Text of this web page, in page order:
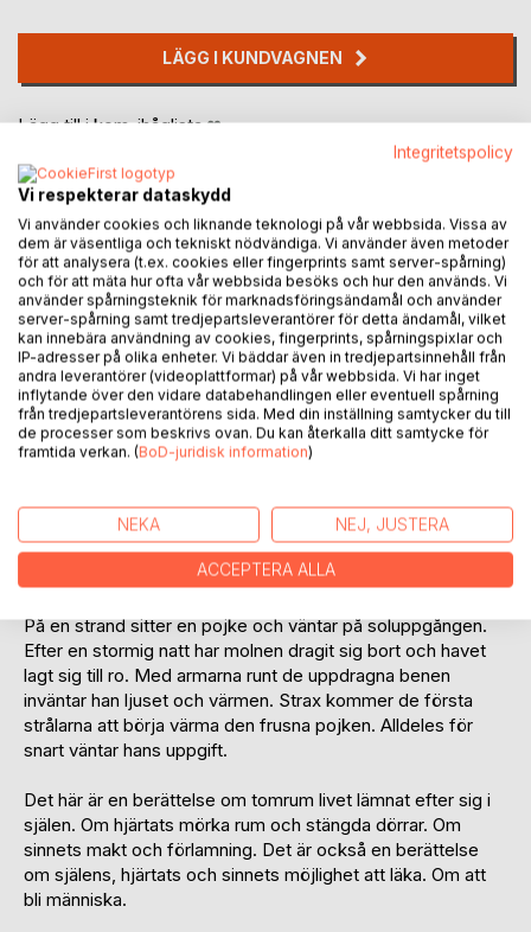
LÄGG I KUNDVAGNEN
Lägg till i kom-ihåglista
BESKRIVNING
Ett tåg rusar fram på sin väg ur natten. En man har gett upp
försöken att sova och betraktar världen utanför fönstret.
Mörker och skuggor passerar i den tidiga gryningen.
och återvändsgränder. I den dunkla kupén tar tröttheten
snart överhand. Mannen sluter ögonen och sjunker ner i
På en strand sitter en pojke och väntar på soluppgången.
Efter en stormig natt har molnen dragit sig bort och havet
lagt sig till ro. Med armarna runt de uppdragna benen
inväntar han ljuset och värmen. Strax kommer de första
strålarna att börja värma den frusna pojken. Alldeles för
snart väntar hans uppgift.
Det här är en berättelse om tomrum livet lämnat efter sig i
själen. Om hjärtats mörka rum och stängda dörrar. Om
sinnets makt och förlamning. Det är också en berättelse
om själens, hjärtats och sinnets möjlighet att läka. Om att
bli människa.
Integritetspolicy
Vi respekterar dataskydd
Vi använder cookies och liknande teknologi på vår webbsida. Vissa av
dem är väsentliga och tekniskt nödvändiga. Vi använder även metoder
för att analysera (t.ex. cookies eller fingerprints samt server-spårning)
och för att mäta hur ofta vår webbsida besöks och hur den används. Vi
använder spårningsteknik för marknadsföringsändamål och använder
server-spårning samt tredjepartsleverantörer för detta ändamål, vilket
kan innebära användning av cookies, fingerprints, spårningspixlar och
IP-adresser på olika enheter. Vi bäddar även in tredjepartsinnehåll från
andra leverantörer (videoplattformar) på vår webbsida. Vi har inget
inflytande över den vidare databehandlingen eller eventuell spårning
från tredjepartsleverantörens sida. Med din inställning samtycker du till
de processer som beskrivs ovan. Du kan återkalla ditt samtycke för
framtida verkan. (BoD-juridisk information)
NEKA NEJ, JUSTERA
ACCEPTERA ALLA